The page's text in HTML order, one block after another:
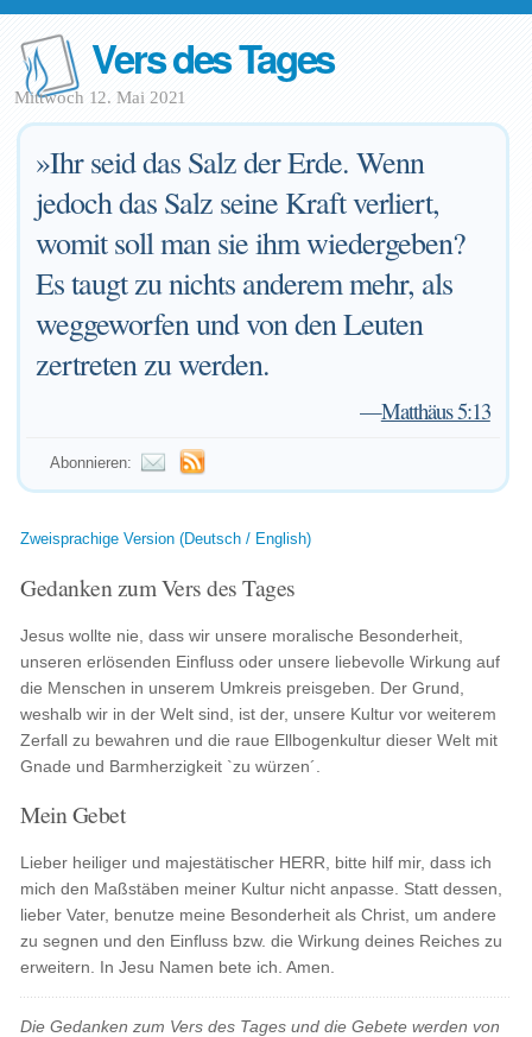
Vers des Tages
Mittwoch 12. Mai 2021
»Ihr seid das Salz der Erde. Wenn
jedoch das Salz seine Kraft verliert,
womit soll man sie ihm wiedergeben?
Es taugt zu nichts anderem mehr, als
weggeworfen und von den Leuten
zertreten zu werden.
—Matthäus 5:13
Abonnieren:
Zweisprachige Version (Deutsch / English)
Gedanken zum Vers des Tages
Jesus wollte nie, dass wir unsere moralische Besonderheit,
unseren erlösenden Einfluss oder unsere liebevolle Wirkung auf
die Menschen in unserem Umkreis preisgeben. Der Grund,
weshalb wir in der Welt sind, ist der, unsere Kultur vor weiterem
Zerfall zu bewahren und die raue Ellbogenkultur dieser Welt mit
Gnade und Barmherzigkeit `zu würzen´.
Mein Gebet
Lieber heiliger und majestätischer HERR, bitte hilf mir, dass ich
mich den Maßstäben meiner Kultur nicht anpasse. Statt dessen,
lieber Vater, benutze meine Besonderheit als Christ, um andere
zu segnen und den Einfluss bzw. die Wirkung deines Reiches zu
erweitern. In Jesu Namen bete ich. Amen.
Die Gedanken zum Vers des Tages und die Gebete werden von